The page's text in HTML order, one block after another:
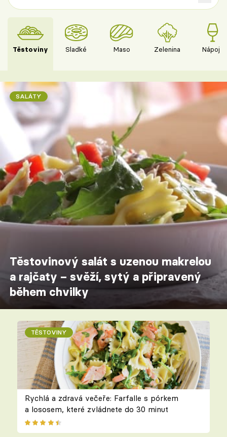
Těstoviny Sladké Maso Zelenina Nápoje
SALÁTY
Těstovinový salát s uzenou makrelou
a rajčaty – svěží, sytý a připravený
během chvilky
TĚSTOVINY
Rychlá a zdravá večeře: Farfalle s pórkem
a lososem, které zvládnete do 30 minut